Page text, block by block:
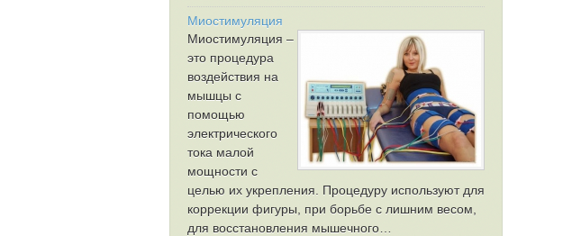
Миостимуляция
Миостимуляция –
это процедура
воздействия на
мышцы с
помощью
электрического
тока малой
мощности с
целью их укрепления. Процедуру используют для
коррекции фигуры, при борьбе с лишним весом,
для восстановления мышечного…